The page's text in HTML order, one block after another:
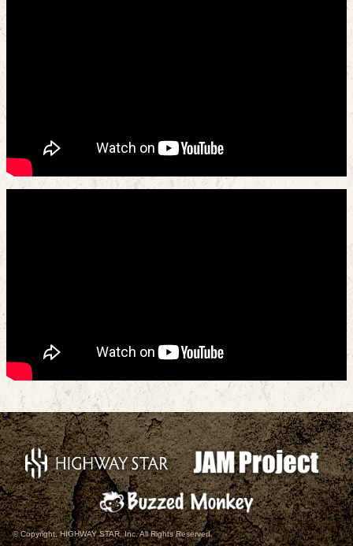
© Copyright, HIGHWAY STAR, Inc. All Rights Reserved.